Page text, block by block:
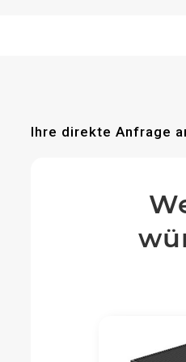
Ihre direkte Anfrage